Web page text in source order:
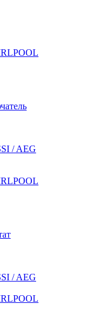
/ AEG
/ AEG